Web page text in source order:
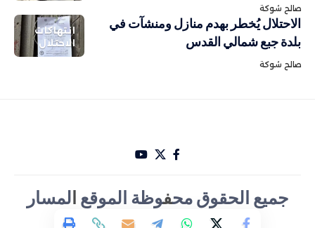
صالح شوكة
انتهاكات
الاحتلال
الاحتلال يُخطر بهدم منازل ومنشآت في
بلدة جبع شمالي القدس
صالح شوكة
جميع الحقوق محفوظة الموقع لمسار
الأخباري تصميم Hakam